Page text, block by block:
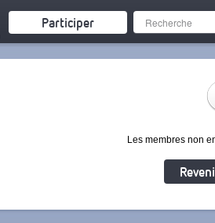
Participer
Les membres non